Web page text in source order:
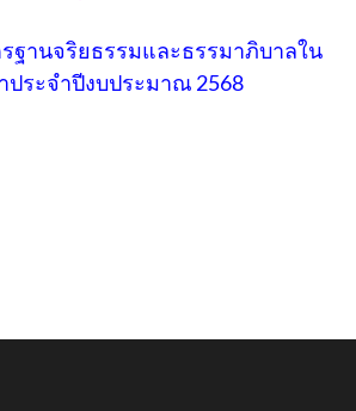
ฐานจริยธรรมและธรรมาภิบาลใน
ระจําปีงบประมาณ 2568